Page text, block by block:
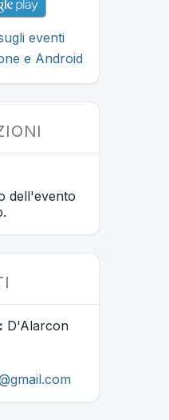
eventi
e Android
dell'evento
D'Alarcon